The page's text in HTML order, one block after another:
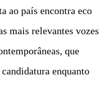
ao país encontra eco
mais relevantes vozes
que
enquanto